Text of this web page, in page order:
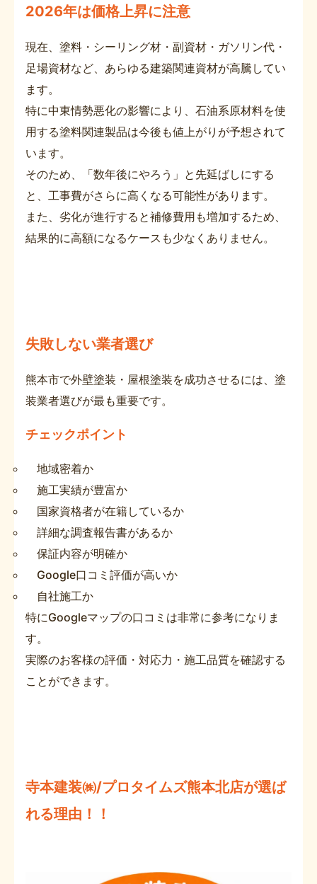
2026年は価格上昇に注意
現在、塗料・シーリング材・副資材・ガソリン代・
足場資材など、あらゆる建築関連資材が高騰してい
ます。
特に中東情勢悪化の影響により、石油系原材料を使
用する塗料関連製品は今後も値上がりが予想されて
います。
そのため、「数年後にやろう」と先延ばしにする
と、工事費がさらに高くなる可能性があります。
また、劣化が進行すると補修費用も増加するため、
結果的に高額になるケースも少なくありません。
失敗しない業者選び
熊本市で外壁塗装・屋根塗装を成功させるには、塗
装業者選びが最も重要です。
チェックポイント
地域密着か
施工実績が豊富か
国家資格者が在籍しているか
詳細な調査報告書があるか
保証内容が明確か
Google口コミ評価が高いか
自社施工か
特にGoogleマップの口コミは非常に参考になりま
す。
実際のお客様の評価・対応力・施工品質を確認する
ことができます。
寺本建装㈱/プロタイムズ熊本北店が選ば
れる理由！！